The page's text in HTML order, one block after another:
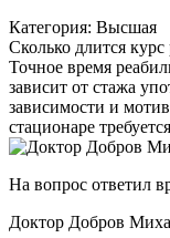
Категория: Высшая
Сколько длится
Точное время
зависит от стажа
зависимости и
стационаре
На вопрос ответил
Доктор Добров